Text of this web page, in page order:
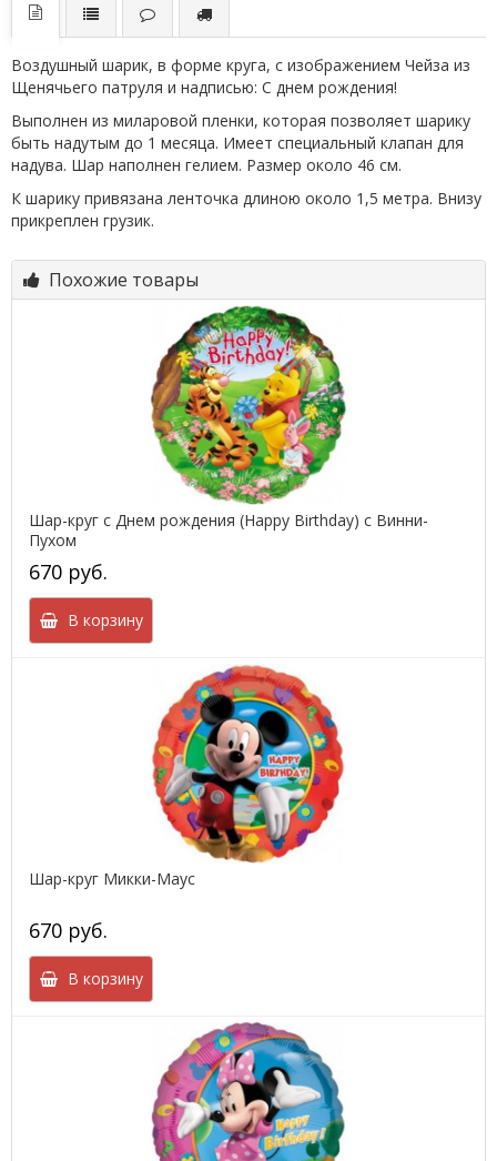
Воздушный шарик, в форме круга, с изображением Чейза из
Щенячьего патруля и надписью: С днем рождения!
Выполнен из миларовой пленки, которая позволяет шарику
быть надутым до 1 месяца. Имеет специальный клапан для
надува. Шар наполнен гелием. Размер около 46 см.
К шарику привязана ленточка длиною около 1,5 метра. Внизу
прикреплен грузик.
Похожие товары
Шар-круг с Днем рождения (Happy Birthday) с Винни-
Пухом
670 руб.
В корзину
Шар-круг Микки-Маус
670 руб.
В корзину